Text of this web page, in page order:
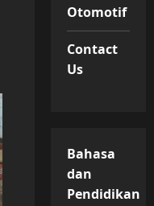
Otomotif
Contact
Us
Bahasa
dan
Pendidikan